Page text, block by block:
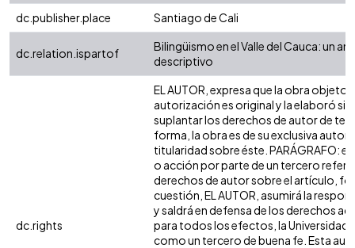
dc.publisher.place
Santiago de Cali
dc.relation.ispartof
Bilingüismo en el Valle del Cauca: un
descriptivo
dc.rights
EL AUTOR, expresa que la obra objeto
autorización es original y la elaboró
suplantar los derechos de autor de
forma, la obra es de su exclusiva
titularidad sobre éste. PARÁGRAFO:
o acción por parte de un tercero
derechos de autor sobre el artículo,
cuestión, EL AUTOR, asumirá la
y saldrá en defensa de los derechos
para todos los efectos, la Universidad
como un tercero de buena fe. Esta